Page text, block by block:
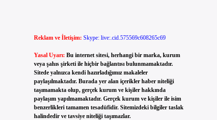
Reklam ve İletişim: Skype: live:.cid.575569c608265c69
Yasal Uyarı: Bu internet sitesi, herhangi bir marka, kurum
veya şahıs şirketi ile hiçbir bağlantısı bulunmamaktadır.
Sitede yalnızca kendi hazırladığımız makaleler
paylaşılmaktadır. Burada yer alan içerikler haber niteliği
taşımamakta olup, gerçek kurum ve kişiler hakkında
paylaşım yapılmamaktadır. Gerçek kurum ve kişiler ile isim
benzerlikleri tamamen tesadüfidir. Sitemizdeki bilgiler taslak
halindedir ve tavsiye niteliği taşımazlar.